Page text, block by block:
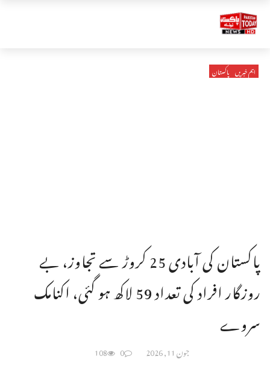
اہم خبریں پاکستان
پاکستان کی آبادی 25 کروڑ سے تجاوز، بے
روزگار افراد کی تعداد 59 لاکھ ہو گئی، اکنامک
سروے
جون 11, 2026 0
108